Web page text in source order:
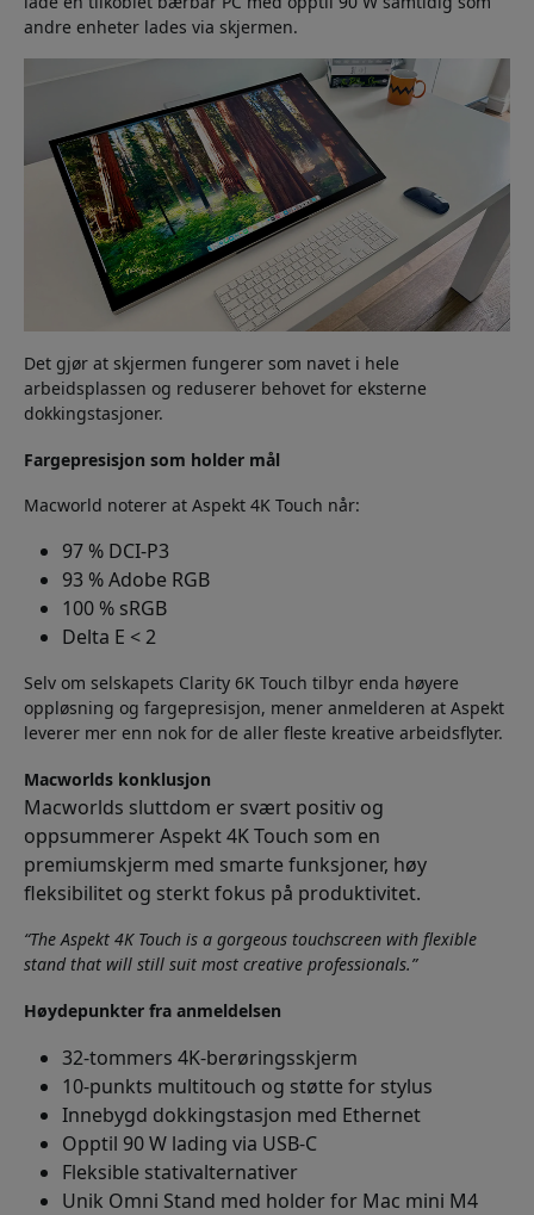
andre enheter lades via skjermen.
Det gjør at skjermen fungerer som navet i hele
arbeidsplassen og reduserer behovet for eksterne
dokkingstasjoner.
Fargepresisjon som holder mål
Macworld noterer at Aspekt 4K Touch når:
97 % DCI-P3
93 % Adobe RGB
100 % sRGB
Delta E < 2
Selv om selskapets Clarity 6K Touch tilbyr enda høyere
oppløsning og fargepresisjon, mener anmelderen at Aspekt
leverer mer enn nok for de aller fleste kreative arbeidsflyter.
Macworlds konklusjon
Macworlds sluttdom er svært positiv og
oppsummerer Aspekt 4K Touch som en
premiumskjerm med smarte funksjoner, høy
fleksibilitet og sterkt fokus på produktivitet.
“The Aspekt 4K Touch is a gorgeous touchscreen with flexible
stand that will still suit most creative professionals.”
Høydepunkter fra anmeldelsen
32-tommers 4K-berøringsskjerm
10-punkts multitouch og støtte for stylus
Innebygd dokkingstasjon med Ethernet
Opptil 90 W lading via USB-C
Fleksible stativalternativer
Unik Omni Stand med holder for Mac mini M4